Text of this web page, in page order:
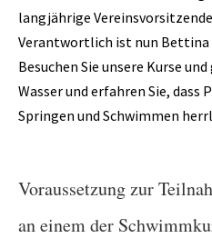
Schwimmen
Schwimmen lernen
Seepferdchen
Seniorensport
Sportabzeichen
langjährige
Verantwortlich ist nun Bettina
Besuchen Sie unsere Kurse
Wasser und erfahren Sie, dass
Springen und Schwimmen
Voraussetzung zur
an einem der